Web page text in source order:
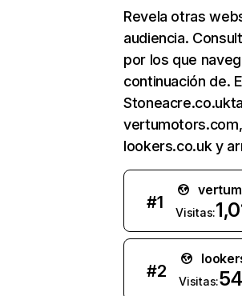
Revela otras
audiencia.
por los que
continuación de.
lookers.co.uk y
#1
Visitas:
#2
Visitas: